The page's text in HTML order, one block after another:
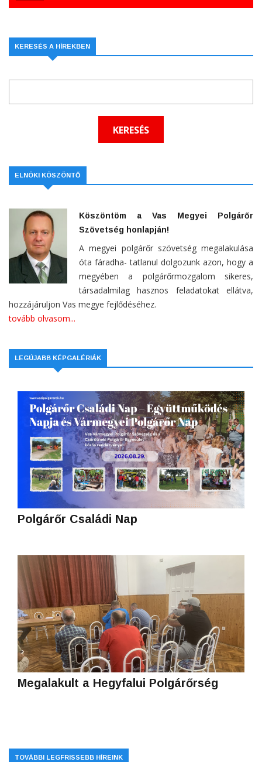
KERESÉS A HÍREKBEN
ELNÖKI KÖSZÖNTŐ
Köszöntöm a Vas Megyei Polgárőr
Szövetség honlapján!
A megyei polgárőr szövetség megalakulása
óta fáradha- tatlanul dolgozunk azon, hogy a
megyében a polgárőrmozgalom sikeres,
társadalmilag hasznos feladatokat ellátva,
hozzájáruljon Vas megye fejlődéséhez.
tovább olvasom...
LEGÚJABB KÉPGALÉRIÁK
Polgárőr Családi Nap
Megalakult a Hegyfalui Polgárőrség
TOVÁBBI LEGFRISSEBB HÍREINK